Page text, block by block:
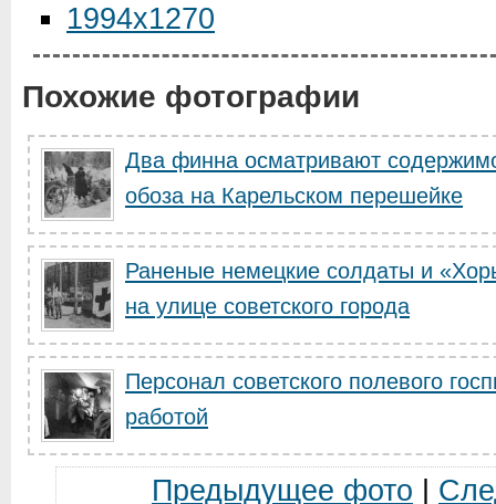
1994x1270
Похожие фотографии
Два финна осматривают
обоза на Карельском перешейке
Раненые немецкие солдаты и
на улице советского города
Персонал советского полевого
работой
Предыдущее фото